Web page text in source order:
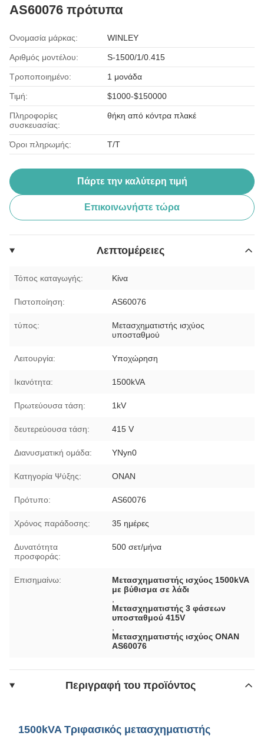
AS60076 πρότυπα
Ονομασία μάρκας: WINLEY
Αριθμός μοντέλου: S-1500/1/0.415
Τροποποιημένο: 1 μονάδα
Τιμή: $1000-$150000
Πληροφορίες
συσκευασίας:
θήκη από κόντρα πλακέ
Όροι πληρωμής: T/T
Πάρτε την καλύτερη τιμή
Επικοινωνήστε τώρα
Λεπτομέρειες
Τόπος καταγωγής: Κίνα
Πιστοποίηση: AS60076
τύπος:
Μετασχηματιστής ισχύος
υποσταθμού
Λειτουργία: Υποχώρηση
Ικανότητα: 1500kVA
Πρωτεύουσα τάση: 1kV
δευτερεύουσα τάση: 415 V
Διανυσματική ομάδα: YNyn0
Κατηγορία Ψύξης: ΟΝΑΝ
Πρότυπο: AS60076
Χρόνος παράδοσης: 35 ημέρες
Δυνατότητα
προσφοράς:
500 σετ/μήνα
Επισημαίνω:
Μετασχηματιστής ισχύος 1500kVA
με βύθισμα σε λάδι
Μετασχηματιστής 3 φάσεων
υποσταθμού 415V
Μετασχηματιστής ισχύος ONAN
AS60076
Περιγραφή του προϊόντος
1500kVA Τριφασικός μετασχηματιστής